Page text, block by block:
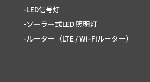
-LED信号灯
-ソーラー式LED 照明灯
-ルーター（LTE / Wi-Fiルーター）